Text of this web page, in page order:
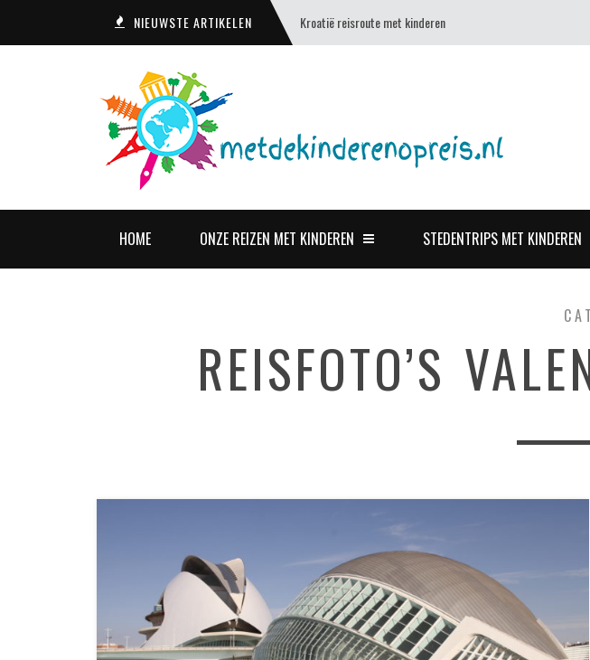
NIEUWSTE ARTIKELEN Kroatië reisroute met kinderen
HOME ONZE REIZEN MET KINDEREN STEDENTRIPS MET KINDEREN
REISFOTO’S